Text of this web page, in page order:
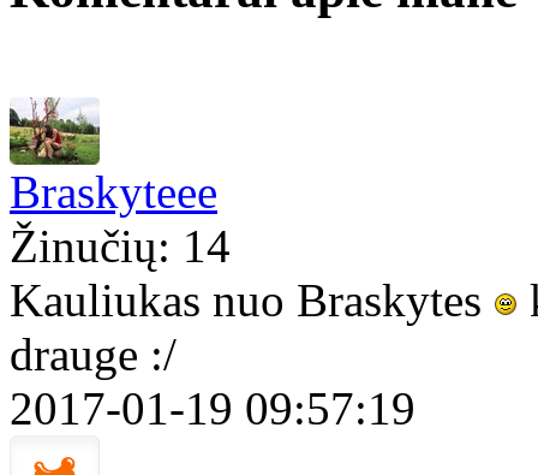
Braskyteee
Žinučių: 14
Kauliukas nuo Braskytes
drauge :/
2017-01-19 09:57:19